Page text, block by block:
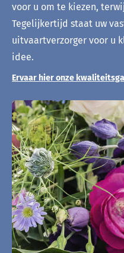
voor u om te kiezen,
Tegelijkertijd staat uw
uitvaartverzorger voor u
idee.
Ervaar hier onze